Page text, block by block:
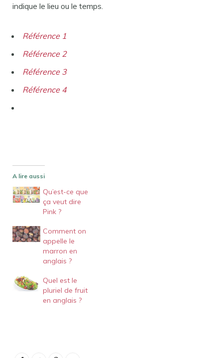
indique le lieu ou le temps.
Référence 1
Référence 2
Référence 3
Référence 4
A lire aussi
Qu’est-ce que
ça veut dire
Pink ?
Comment on
appelle le
marron en
anglais ?
Quel est le
pluriel de fruit
en anglais ?